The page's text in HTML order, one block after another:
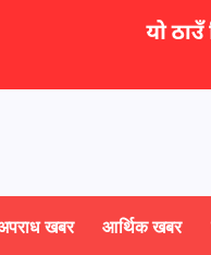
खबर आर्थिक खबर